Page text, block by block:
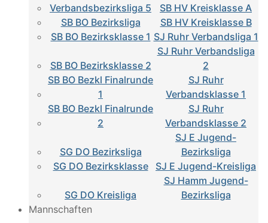
Verbandsbezirksliga 5
SB HV Kreisklasse A
SB BO Bezirksliga
SB HV Kreisklasse B
SB BO Bezirksklasse 1 SJ Ruhr Verbandsliga 1
SB BO Bezirksklasse 2
SJ Ruhr Verbandsliga
2
SB BO Bezkl Finalrunde
1
SJ Ruhr
Verbandsklasse 1
SB BO Bezkl Finalrunde
2
SJ Ruhr
Verbandsklasse 2
SG DO Bezirksliga
SJ E Jugend-
Bezirksliga
SG DO Bezirksklasse
SJ E Jugend-Kreisliga
SG DO Kreisliga
SJ Hamm Jugend-
Bezirksliga
Mannschaften